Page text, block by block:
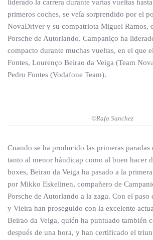
liderado la carrera durante varias vueltas
primeros coches, se veía sorprendido por el
NovaDriver y su compatriota Miguel Ramos,
Porsche de Autorlando. Campaniço ha
compacto durante muchas vueltas, en el que
Fontes, Lourenço Beirao da Veiga (Team
Pedro Fontes (Vodafone Team).
©Rafa Sanchez
Cuando se ha producido las primeras paradas
tanto al menor hándicap como al buen hacer
boxes, Beirao da Veiga ha pasado a la
por Mikko Eskelinen, compañero de
Porsche de Autorlando a la zaga. Con el paso
y Vieira han proseguido con la excelente
Beirao da Veiga, quién ha puntuado también
después de una hora, y han certificado el